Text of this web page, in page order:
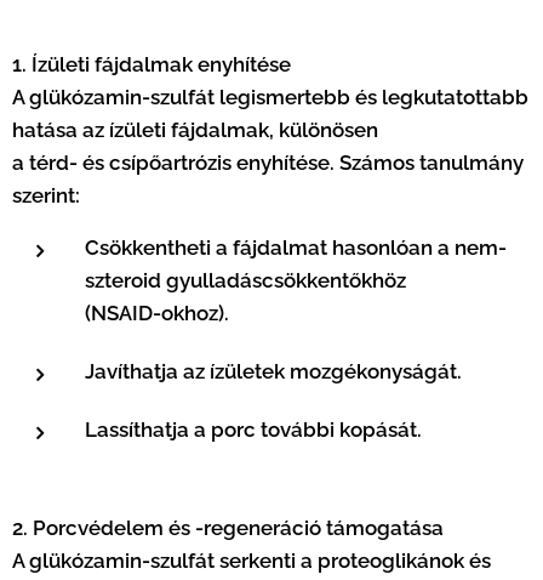
1. Ízületi fájdalmak enyhítése
A glükózamin-szulfát legismertebb és legkutatottabb
hatása az ízületi fájdalmak, különösen
a térd- és csípőartrózis enyhítése. Számos tanulmány
szerint:
Csökkentheti a fájdalmat hasonlóan a nem-
szteroid gyulladáscsökkentőkhöz
(NSAID-okhoz).
Javíthatja az ízületek mozgékonyságát.
Lassíthatja a porc további kopását.
2. Porcvédelem és -regeneráció támogatása
A glükózamin-szulfát serkenti a proteoglikánok és